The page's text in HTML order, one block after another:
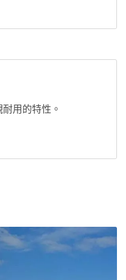
用的特性。